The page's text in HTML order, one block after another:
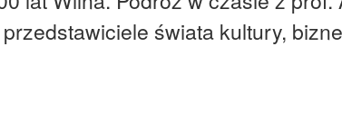
świata kultury,